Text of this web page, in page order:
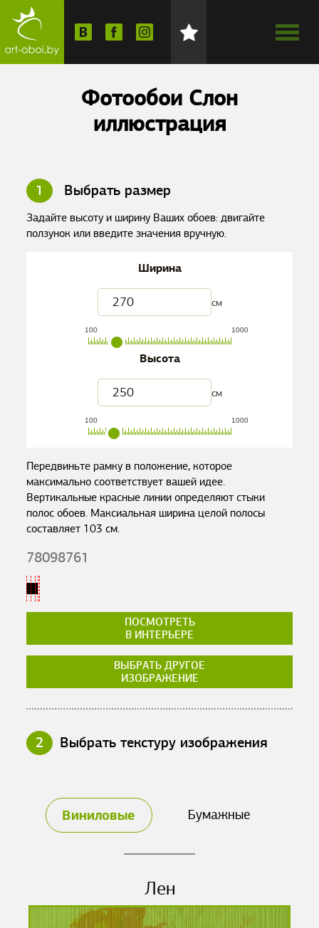
Фотообои Слон
иллюстрация
1 Выбрать размер
Задайте высоту и ширину Ваших обоев: двигайте
ползунок или введите значения вручную.
Ширина
см
100 1000
Высота
см
100 1000
Передвиньте рамку в положение, которое
максимально соответствует вашей идее.
Вертикальные красные линии определяют стыки
полос обоев. Максиальная ширина целой полосы
составляет 103 см.
78098761
ПОСМОТРЕТЬ
В ИНТЕРЬЕРЕ
ВЫБРАТЬ ДРУГОЕ
ИЗОБРАЖЕНИЕ
2 Выбрать текстуру изображения
Виниловые Бумажные
Лен